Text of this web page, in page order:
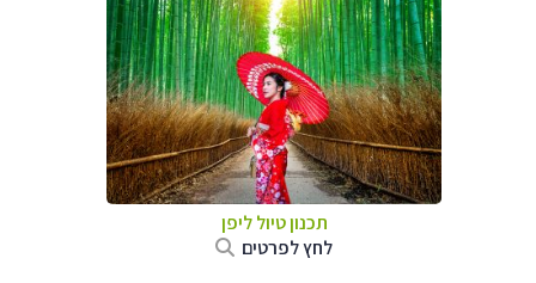
תכנון טיולליפן
לחץ לפרטים